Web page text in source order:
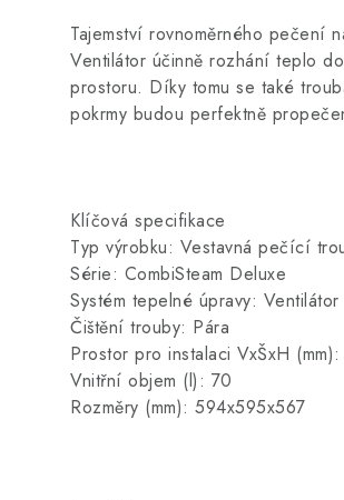
Tajemství rovnoměrného pečení
Ventilátor účinně rozhání teplo
prostoru. Díky tomu se také
pokrmy budou perfektně
Klíčová specifikace
Typ výrobku: Vestavná pečící
Série: CombiSteam Deluxe
Systém tepelné úpravy:
Čištění trouby: Pára
Prostor pro instalaci VxŠxH
Vnitřní objem (l): 70
Rozměry (mm): 594x595x567